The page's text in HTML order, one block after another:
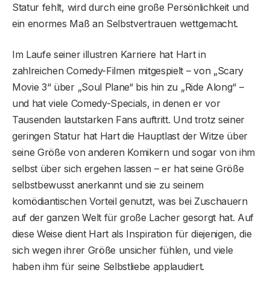
Statur fehlt, wird durch eine große Persönlichkeit und
ein enormes Maß an Selbstvertrauen wettgemacht.
Im Laufe seiner illustren Karriere hat Hart in
zahlreichen Comedy-Filmen mitgespielt – von „Scary
Movie 3“ über „Soul Plane“ bis hin zu „Ride Along“ –
und hat viele Comedy-Specials, in denen er vor
Tausenden lautstarken Fans auftritt. Und trotz seiner
geringen Statur hat Hart die Hauptlast der Witze über
seine Größe von anderen Komikern und sogar von ihm
selbst über sich ergehen lassen – er hat seine Größe
selbstbewusst anerkannt und sie zu seinem
komödiantischen Vorteil genutzt, was bei Zuschauern
auf der ganzen Welt für große Lacher gesorgt hat. Auf
diese Weise dient Hart als Inspiration für diejenigen, die
sich wegen ihrer Größe unsicher fühlen, und viele
haben ihm für seine Selbstliebe applaudiert.